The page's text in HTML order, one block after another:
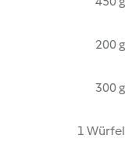
200 g
300 g
1 Würfel